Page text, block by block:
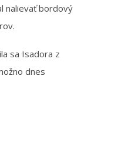
nalievať bordový
sa Isadora z
dnes